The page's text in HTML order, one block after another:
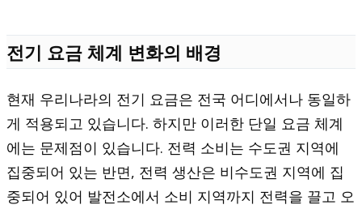
전기 요금 체계 변화의 배경
현재 우리나라의 전기 요금은 전국 어디에서나 동일하
게 적용되고 있습니다. 하지만 이러한 단일 요금 체계
에는 문제점이 있습니다. 전력 소비는 수도권 지역에
집중되어 있는 반면, 전력 생산은 비수도권 지역에 집
중되어 있어 발전소에서 소비 지역까지 전력을 끌고 오